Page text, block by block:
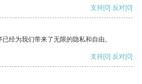
支持[0] 反对[0]
经为我们带来了无限的隐私和自由。
支持[0] 反对[0]